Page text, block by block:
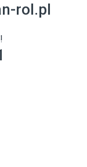
rol.pl